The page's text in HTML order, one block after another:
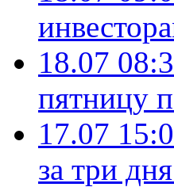
18.07
пятницу
17.07
за три